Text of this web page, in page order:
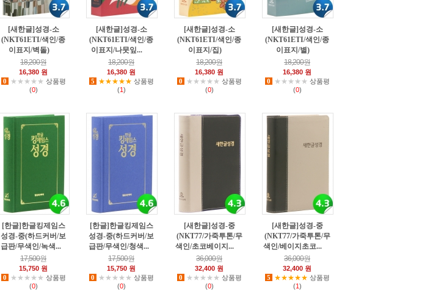
[새한글]성경-소
(NKT61ETI/색인/종
이표지/벽돌)
18,200원
16,380 원
0
★★★★★ 상품평
(0)
[새한글]성경-소
(NKT61ETI/색인/종
이표지/나뭇잎...
18,200원
16,380 원
5
★★★★★ 상품평
(1)
[새한글]성경-소
(NKT61ETI/색인/종
이표지/집)
18,200원
16,380 원
0
★★★★★ 상품평
(0)
[새한글]성경-소
(NKT61ETI/색인/종
이표지/별)
18,200원
16,380 원
0
★★★★★ 상품평
(0)
[한글]한글킹제임스
성경-중(하드커버/보
급판/무색인/녹색...
17,500원
15,750 원
0
★★★★★ 상품평
(0)
[한글]한글킹제임스
성경-중(하드커버/보
급판/무색인/청색...
17,500원
15,750 원
0
★★★★★ 상품평
(0)
[새한글]성경-중
(NKT77/가죽투톤/무
색인/초코베이지...
36,000원
32,400 원
0
★★★★★ 상품평
(0)
[새한글]성경-중
(NKT77/가죽투톤/무
색인/베이지초코...
36,000원
32,400 원
5
★★★★★ 상품평
(1)